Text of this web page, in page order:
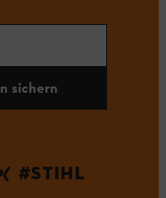
sichern
#STIHL